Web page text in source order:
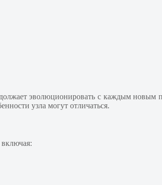
эволюционировать с каждым новым
узла могут отличаться.